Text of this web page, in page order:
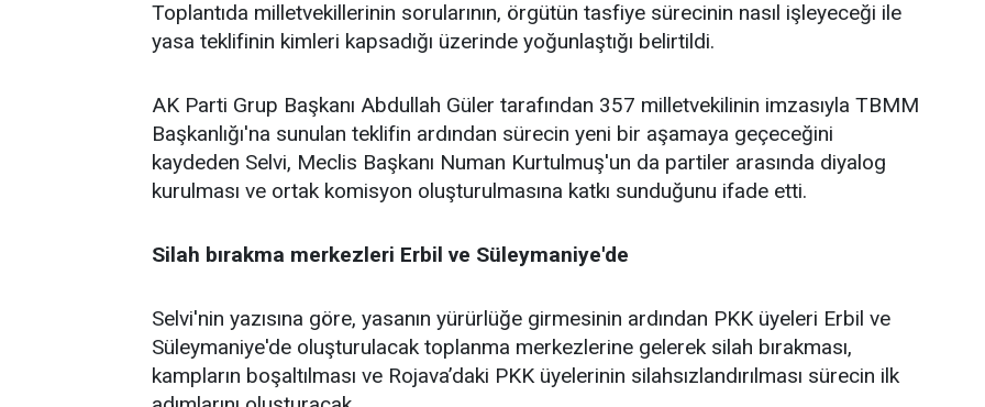
Toplantıda milletvekillerinin sorularının, örgütün tasfiye sürecinin nasıl işleyeceği ile
yasa teklifinin kimleri kapsadığı üzerinde yoğunlaştığı belirtildi.
AK Parti Grup Başkanı Abdullah Güler tarafından 357 milletvekilinin imzasıyla TBMM
Başkanlığı'na sunulan teklifin ardından sürecin yeni bir aşamaya geçeceğini
kaydeden Selvi, Meclis Başkanı Numan Kurtulmuş'un da partiler arasında diyalog
kurulması ve ortak komisyon oluşturulmasına katkı sunduğunu ifade etti.
Silah bırakma merkezleri Erbil ve Süleymaniye'de
Selvi'nin yazısına göre, yasanın yürürlüğe girmesinin ardından PKK üyeleri Erbil ve
Süleymaniye'de oluşturulacak toplanma merkezlerine gelerek silah bırakması,
kampların boşaltılması ve Rojava’daki PKK üyelerinin silahsızlandırılması sürecin ilk